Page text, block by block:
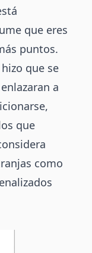
que eres
puntos.
que se
a
que
como